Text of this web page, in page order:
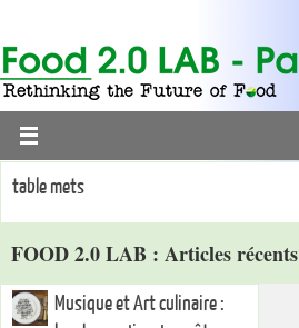
table mets
FOOD 2.0 LAB : Articles récents
Musique et Art culinaire :